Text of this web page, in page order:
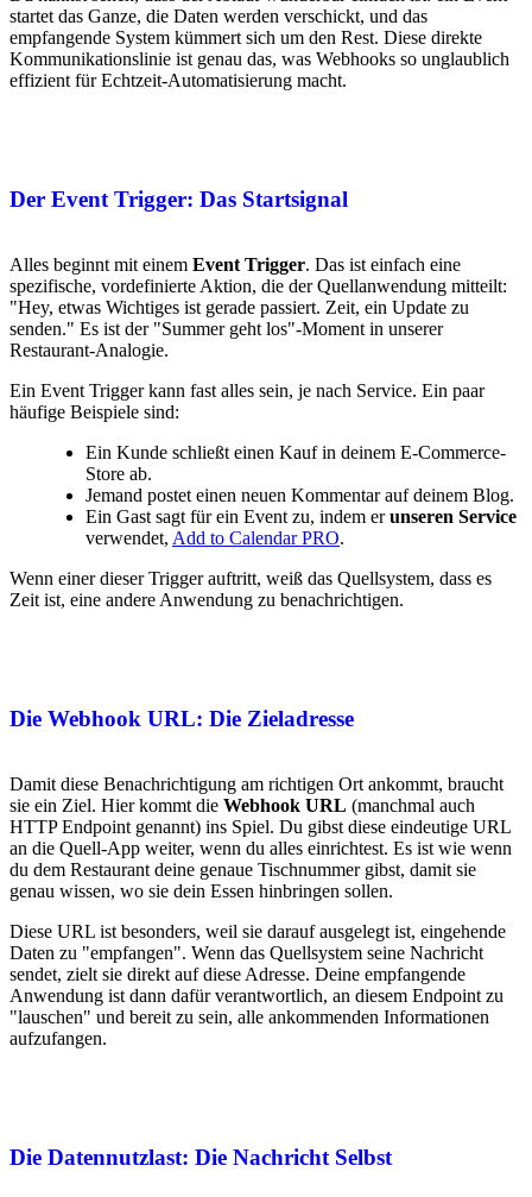
startet das Ganze, die Daten werden verschickt, und das
empfangende System kümmert sich um den Rest. Diese direkte
Kommunikationslinie ist genau das, was Webhooks so unglaublich
effizient für Echtzeit-Automatisierung macht.
Der Event Trigger: Das Startsignal
Alles beginnt mit einem Event Trigger. Das ist einfach eine
spezifische, vordefinierte Aktion, die der Quellanwendung mitteilt:
"Hey, etwas Wichtiges ist gerade passiert. Zeit, ein Update zu
senden." Es ist der "Summer geht los"-Moment in unserer
Restaurant-Analogie.
Ein Event Trigger kann fast alles sein, je nach Service. Ein paar
häufige Beispiele sind:
Ein Kunde schließt einen Kauf in deinem E-Commerce-
Store ab.
Jemand postet einen neuen Kommentar auf deinem Blog.
Ein Gast sagt für ein Event zu, indem erunseren Service
verwendet, Add to Calendar PRO.
Wenn einer dieser Trigger auftritt, weiß das Quellsystem, dass es
Zeit ist, eine andere Anwendung zu benachrichtigen.
Die Webhook URL: Die Zieladresse
Damit diese Benachrichtigung am richtigen Ort ankommt, braucht
sie ein Ziel. Hier kommt die Webhook URL (manchmal auch
HTTP Endpoint genannt) ins Spiel. Du gibst diese eindeutige URL
an die Quell-App weiter, wenn du alles einrichtest. Es ist wie wenn
du dem Restaurant deine genaue Tischnummer gibst, damit sie
genau wissen, wo sie dein Essen hinbringen sollen.
Diese URL ist besonders, weil sie darauf ausgelegt ist, eingehende
Daten zu "empfangen". Wenn das Quellsystem seine Nachricht
sendet, zielt sie direkt auf diese Adresse. Deine empfangende
Anwendung ist dann dafür verantwortlich, an diesem Endpoint zu
"lauschen" und bereit zu sein, alle ankommenden Informationen
aufzufangen.
Die Datennutzlast: Die Nachricht Selbst